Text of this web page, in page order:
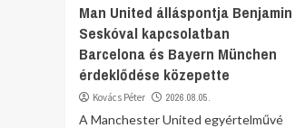
Man United álláspontja Benjamin
Seskóval kapcsolatban
Barcelona és Bayern München
érdeklődése közepette
Kovács Péter 2026.08.05.
A Manchester United egyértelművé